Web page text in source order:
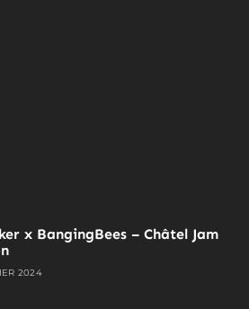
x BangingBees – Châtel Jam
2024